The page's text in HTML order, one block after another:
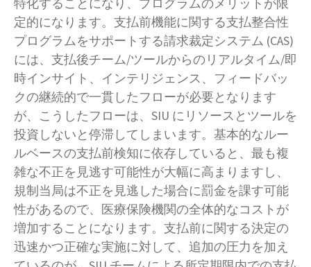
特化することになり、プログラムのメリットが限
定的になります。支払前機能に関する支払整合性
プログラムをサポートする請求裁定システム (CAS)
には、支払後チーム/ツールからのリアルタイム/即
時インサイト、インテリジェンス、フィードバッ
クの継続的で一貫したフローが必要となります
が、こうしたフローは、SIU にリソースとツールを
投資しないと停滞してしまいます。基本的なルー
ルベースの支払前検知に依存していると、最も複
雑な不正を見逃す可能性が大幅に高まりますし、
規制当局は不正を見逃した場合に罰金を課す可能
性があるので、医療保険機関の全体的なコストが
増加することになります。支払前に関する決定の
迅速かつ正確な実施に対して、追加の圧力を加え